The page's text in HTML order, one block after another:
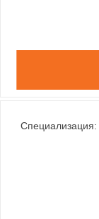
Специализация: